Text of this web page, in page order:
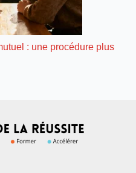
: une procédure plus